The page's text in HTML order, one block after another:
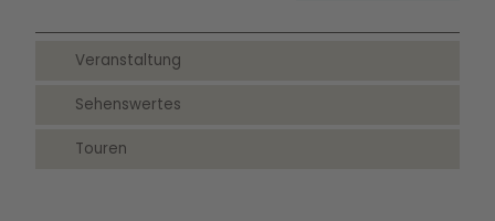
Veranstaltung
Sehenswertes
Touren